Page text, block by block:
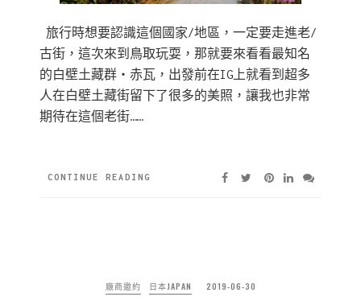
旅行時想要認識這個國家/地區，一定要走進老/
古街，這次來到鳥取玩耍，那就要來看看最知名
的白壁土藏群・赤瓦，出發前在IG上就看到超多
人在白壁土藏街留下了很多的美照，讓我也非常
期待在這個老街……
CONTINUE READING
廠商邀約 日本JAPAN 2019-06-30